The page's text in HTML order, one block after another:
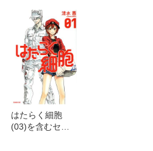
はたらく細胞
(03)を含むセッ